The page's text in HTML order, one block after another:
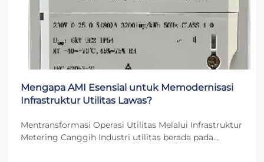
Mengapa AMI Esensial untuk Memodernisasi
Infrastruktur Utilitas Lawas?
Mentransformasi Operasi Utilitas Melalui Infrastruktur
Metering Canggih Industri utilitas berada pada